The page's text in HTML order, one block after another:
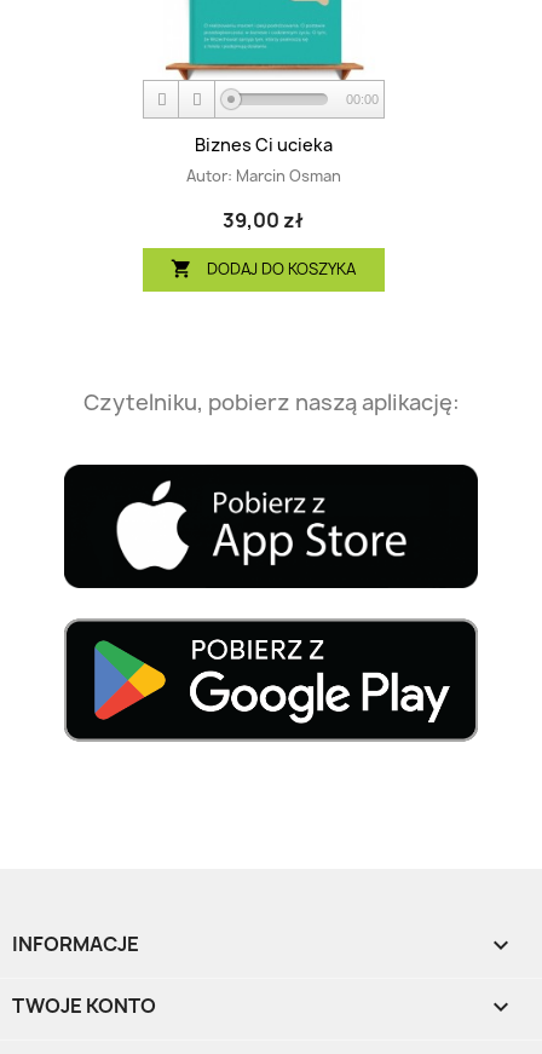
00:00
Biznes Ci ucieka
Autor: Marcin Osman
39,00 zł
 DODAJ DO KOSZYKA
Czytelniku, pobierz naszą aplikację:
INFORMACJE 
TWOJE KONTO 